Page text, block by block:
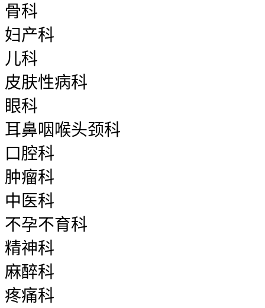
骨科
妇产科
儿科
皮肤性病科
眼科
耳鼻咽喉头颈科
口腔科
肿瘤科
中医科
不孕不育科
精神科
麻醉科
疼痛科